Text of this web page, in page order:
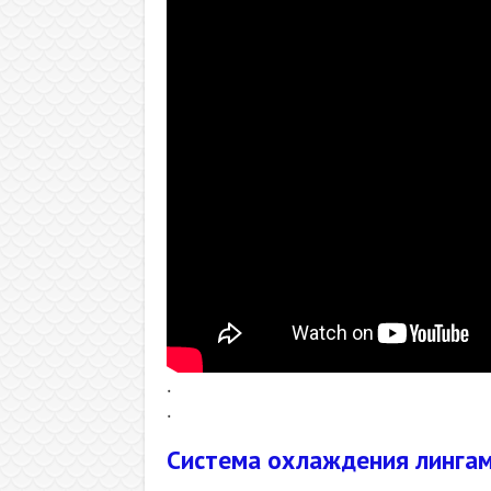
.
.
Система охлаждения